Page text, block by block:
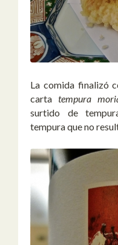
La comida finalizó
cartatempura
surtido de
tempura que no